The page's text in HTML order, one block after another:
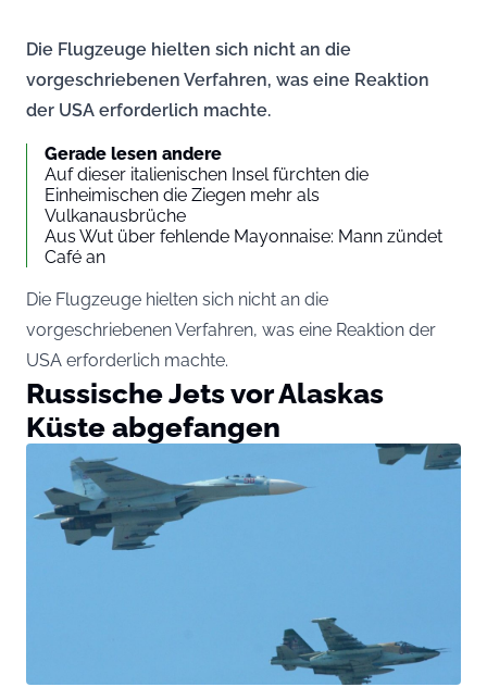
Die Flugzeuge hielten sich nicht an die
vorgeschriebenen Verfahren, was eine Reaktion
der USA erforderlich machte.
Gerade lesen andere
Auf dieser italienischen Insel fürchten die
Einheimischen die Ziegen mehr als
Vulkanausbrüche
Aus Wut über fehlende Mayonnaise: Mann zündet
Café an
Die Flugzeuge hielten sich nicht an die
vorgeschriebenen Verfahren, was eine Reaktion der
USA erforderlich machte.
Russische Jets vor Alaskas
Küste abgefangen